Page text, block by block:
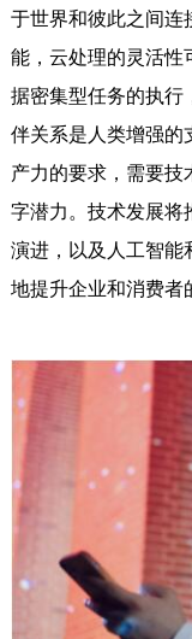
于世界和彼此之间连
能，云处理的灵活性
据密集型任务的执行
伴关系是人类增强的
产力的要求，需要技
字潜力。技术发展将
演进，以及人工智能
地提升企业和消费者